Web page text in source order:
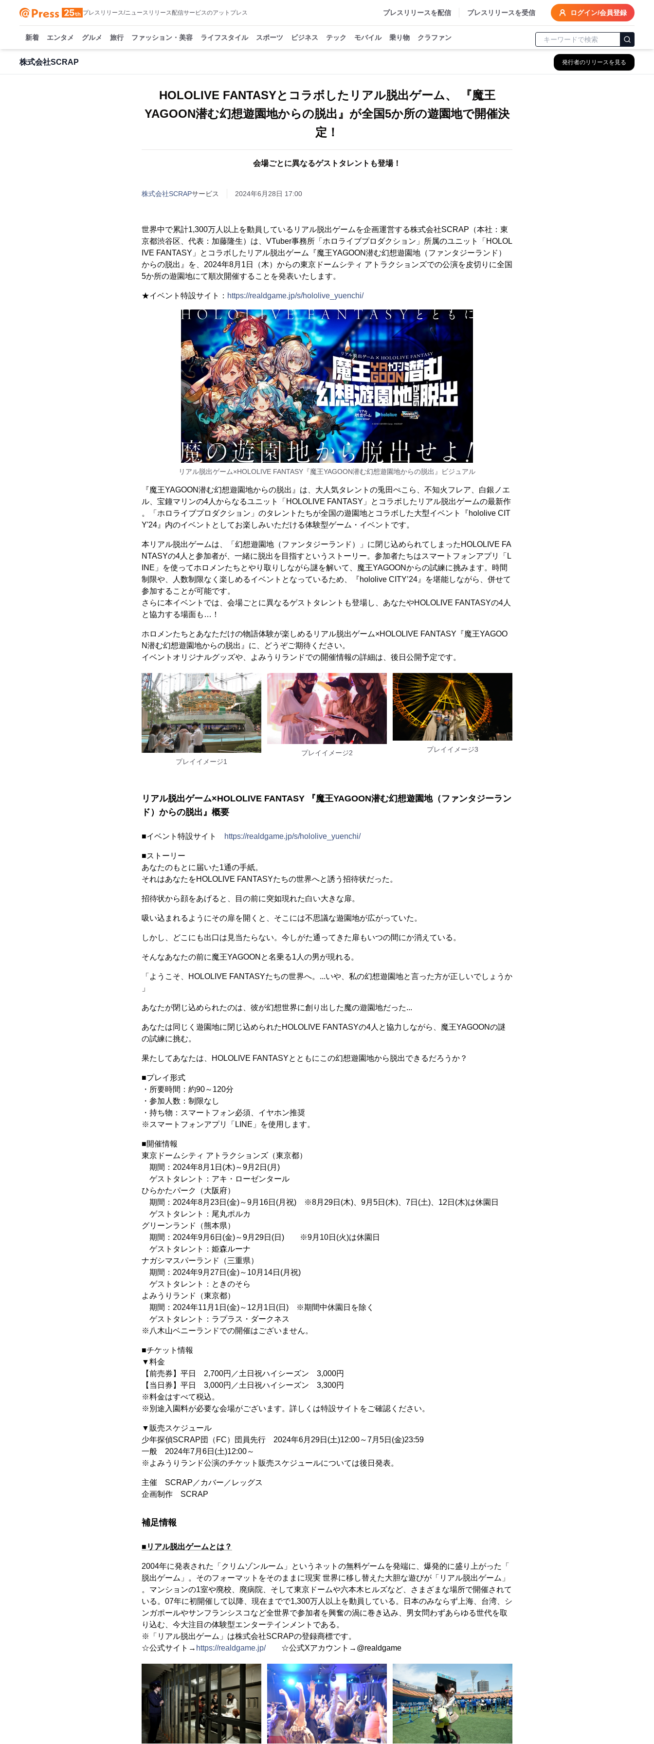
プレスリリース/ニュースリリース配信サービスのアットプレス プレスリリースを配信 プレスリリースを受信 ログイン/会員登録
新着 エンタメ グルメ 旅行 ファッション・美容 ライフスタイル スポーツ ビジネス テック モバイル 乗り物 クラファン
株式会社SCRAP 発行者のリリースを見る
HOLOLIVE FANTASYとコラボしたリアル脱出ゲーム、 『魔王
YAGOON潜む幻想遊園地からの脱出』が全国5か所の遊園地で開催決
定！
会場ごとに異なるゲストタレントも登場！
株式会社SCRAPサービス 2024年6月28日 17:00
世界中で累計1,300万人以上を動員しているリアル脱出ゲームを企画運営する株式会社SCRAP（本社：東
京都渋谷区、代表：加藤隆生）は、VTuber事務所「ホロライブプロダクション」所属のユニット「HOLOL
IVE FANTASY」とコラボしたリアル脱出ゲーム『魔王YAGOON潜む幻想遊園地（ファンタジーランド）
からの脱出』を、2024年8月1日（木）からの東京ドームシティ アトラクションズでの公演を皮切りに全国
5か所の遊園地にて順次開催することを発表いたします。
★イベント特設サイト： https://realdgame.jp/s/hololive_yuenchi/
リアル脱出ゲーム×HOLOLIVE FANTASY『魔王YAGOON潜む幻想遊園地からの脱出』ビジュアル
『魔王YAGOON潜む幻想遊園地からの脱出』は、大人気タレントの兎田ぺこら、不知火フレア、白銀ノエ
ル、宝鐘マリンの4人からなるユニット「HOLOLIVE FANTASY」とコラボしたリアル脱出ゲームの最新作
。「ホロライブプロダクション」のタレントたちが全国の遊園地とコラボした大型イベント『hololive CIT
Y'24』内のイベントとしてお楽しみいただける体験型ゲーム・イベントです。
本リアル脱出ゲームは、「幻想遊園地（ファンタジーランド）」に閉じ込められてしまったHOLOLIVE FA
NTASYの4人と参加者が、一緒に脱出を目指すというストーリー。参加者たちはスマートフォンアプリ「L
INE」を使ってホロメンたちとやり取りしながら謎を解いて、魔王YAGOONからの試練に挑みます。時間
制限や、人数制限なく楽しめるイベントとなっているため、『hololive CITY’24』を堪能しながら、併せて
参加することが可能です。
さらに本イベントでは、会場ごとに異なるゲストタレントも登場し、あなたやHOLOLIVE FANTASYの4人
と協力する場面も…！
ホロメンたちとあなただけの物語体験が楽しめるリアル脱出ゲーム×HOLOLIVE FANTASY『魔王YAGOO
N潜む幻想遊園地からの脱出』に、どうぞご期待ください。
イベントオリジナルグッズや、よみうりランドでの開催情報の詳細は、後日公開予定です。
プレイイメージ1
プレイイメージ2 プレイイメージ3
リアル脱出ゲーム×HOLOLIVE FANTASY 『魔王YAGOON潜む幻想遊園地（ファンタジーラン
ド）からの脱出』概要
■イベント特設サイト https://realdgame.jp/s/hololive_yuenchi/
■ストーリー
あなたのもとに届いた1通の手紙。
それはあなたをHOLOLIVE FANTASYたちの世界へと誘う招待状だった。
招待状から顔をあげると、目の前に突如現れた白い大きな扉。
吸い込まれるようにその扉を開くと、そこには不思議な遊園地が広がっていた。
しかし、どこにも出口は見当たらない。今しがた通ってきた扉もいつの間にか消えている。
そんなあなたの前に魔王YAGOONと名乗る1人の男が現れる。
「ようこそ、HOLOLIVE FANTASYたちの世界へ。...いや、私の幻想遊園地と言った方が正しいでしょうか
」
あなたが閉じ込められたのは、彼が幻想世界に創り出した魔の遊園地だった...
あなたは同じく遊園地に閉じ込められたHOLOLIVE FANTASYの4人と協力しながら、魔王YAGOONの謎
の試練に挑む。
果たしてあなたは、HOLOLIVE FANTASYとともにこの幻想遊園地から脱出できるだろうか？
■プレイ形式
・所要時間：約90～120分
・参加人数：制限なし
・持ち物：スマートフォン必須、イヤホン推奨
※スマートフォンアプリ「LINE」を使用します。
■開催情報
東京ドームシティ アトラクションズ（東京都）
期間：2024年8月1日(木)～9月2日(月)
ゲストタレント：アキ・ローゼンタール
ひらかたパーク（大阪府）
期間：2024年8月23日(金)～9月16日(月祝) ※8月29日(木)、9月5日(木)、7日(土)、12日(木)は休園日
ゲストタレント：尾丸ポルカ
グリーンランド（熊本県）
期間：2024年9月6日(金)～9月29日(日) ※9月10日(火)は休園日
ゲストタレント：姫森ルーナ
ナガシマスパーランド（三重県）
期間：2024年9月27日(金)～10月14日(月祝)
ゲストタレント：ときのそら
よみうりランド（東京都）
期間：2024年11月1日(金)～12月1日(日) ※期間中休園日を除く
ゲストタレント：ラプラス・ダークネス
※八木山ベニーランドでの開催はございません。
■チケット情報
▼料金
【前売券】平日 2,700円／土日祝ハイシーズン 3,000円
【当日券】平日 3,000円／土日祝ハイシーズン 3,300円
※料金はすべて税込。
※別途入園料が必要な会場がございます。詳しくは特設サイトをご確認ください。
▼販売スケジュール
少年探偵SCRAP団（FC）団員先行 2024年6月29日(土)12:00～7月5日(金)23:59
一般 2024年7月6日(土)12:00～
※よみうりランド公演のチケット販売スケジュールについては後日発表。
主催 SCRAP／カバー／レッグス
企画制作 SCRAP
補足情報
■リアル脱出ゲームとは？
2004年に発表された「クリムゾンルーム」というネットの無料ゲームを発端に、爆発的に盛り上がった「
脱出ゲーム」。そのフォーマットをそのままに現実 世界に移し替えた大胆な遊びが「リアル脱出ゲーム」
。マンションの1室や廃校、廃病院、そして東京ドームや六本木ヒルズなど、さまざまな場所で開催されて
いる。07年に初開催して以降、現在までで1,300万人以上を動員している。日本のみならず上海、台湾、シ
ンガポールやサンフランシスコなど全世界で参加者を興奮の渦に巻き込み、男女問わずあらゆる世代を取
り込む、今大注目の体験型エンターテインメントである。
※「リアル脱出ゲーム」は株式会社SCRAPの登録商標です。
☆公式サイト→ https://realdgame.jp/☆公式Xアカウント→@realdgame